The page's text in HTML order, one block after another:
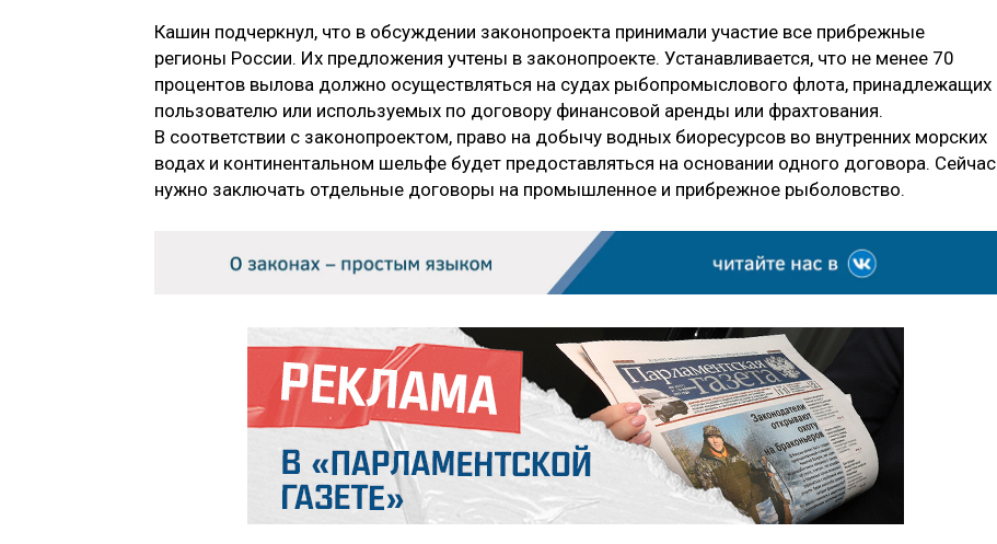
Кашин подчеркнул, что в обсуждении законопроекта принимали участие все прибрежные
регионы России. Их предложения учтены в законопроекте. Устанавливается, что не менее 70
процентов вылова должно осуществляться на судах рыбопромыслового флота, принадлежащих
пользователю или используемых по договору финансовой аренды или фрахтования.
В соответствии с законопроектом, право на добычу водных биоресурсов во внутренних морских
водах и континентальном шельфе будет предоставляться на основании одного договора. Сейчас
нужно заключать отдельные договоры на промышленное и прибрежное рыболовство.